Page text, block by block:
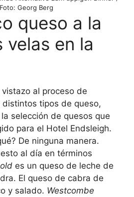
Georg Berg
queso a la
velas en la
al proceso de
tipos de queso,
selección de quesos que
para el Hotel Endsleigh.
De ninguna manera.
al día en términos
es un queso de leche de
El queso de cabra de
y salado. Westcombe